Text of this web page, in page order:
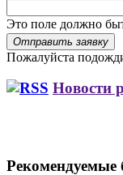
Это поле должно
Отправить заявку
Пожалуйста
Новости
Рекомендуемые